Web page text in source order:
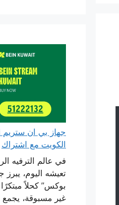
الكويت مع اشتراك
في عالم الترفيه
تعيشه اليوم،
بوكس” كحلاً
غير مسبوقة، يجمع